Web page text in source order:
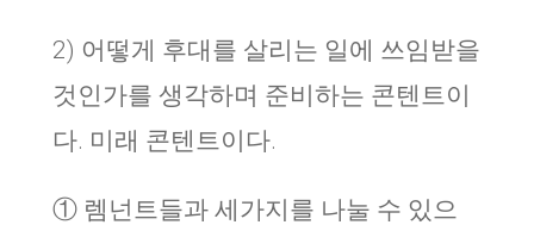
2) 어떻게 후대를 살리는 일에 쓰임받을
것인가를 생각하며 준비하는 콘텐트이
다. 미래 콘텐트이다.
① 렘넌트들과 세가지를 나눌 수 있으